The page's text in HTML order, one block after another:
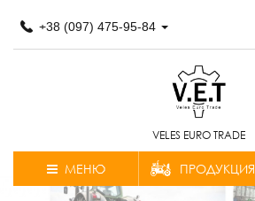
+38 (097) 475-95-84
VELES EURO TRADE
МЕНЮ ПРОДУКЦИЯ